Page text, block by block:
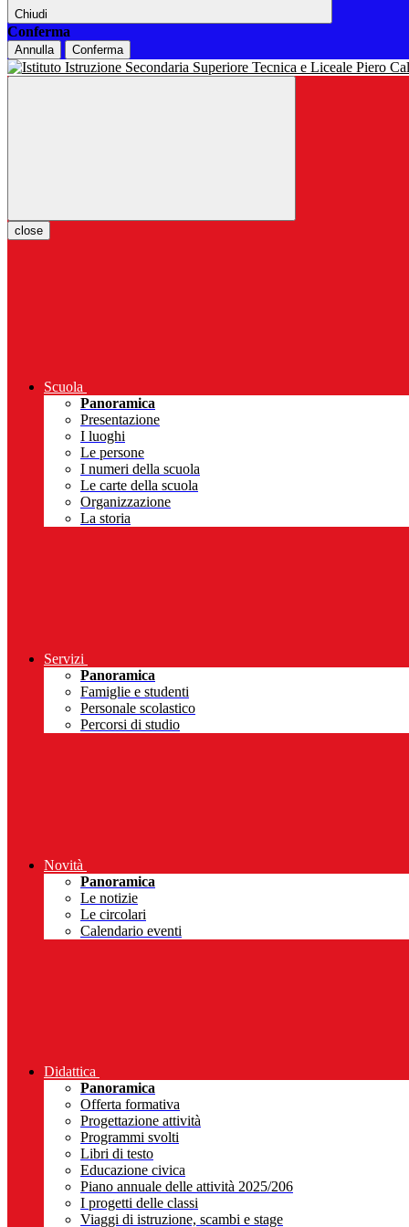
Chiudi
Conferma
Annulla Conferma
close
Scuola
Panoramica
Presentazione
I luoghi
Le persone
I numeri della scuola
Le carte della scuola
Organizzazione
La storia
Servizi
Panoramica
Famiglie e studenti
Personale scolastico
Percorsi di studio
Novità
Panoramica
Le notizie
Le circolari
Calendario eventi
Didattica
Panoramica
Offerta formativa
Progettazione attività
Programmi svolti
Libri di testo
Educazione civica
Piano annuale delle attività 2025/206
I progetti delle classi
Viaggi di istruzione, scambi e stage